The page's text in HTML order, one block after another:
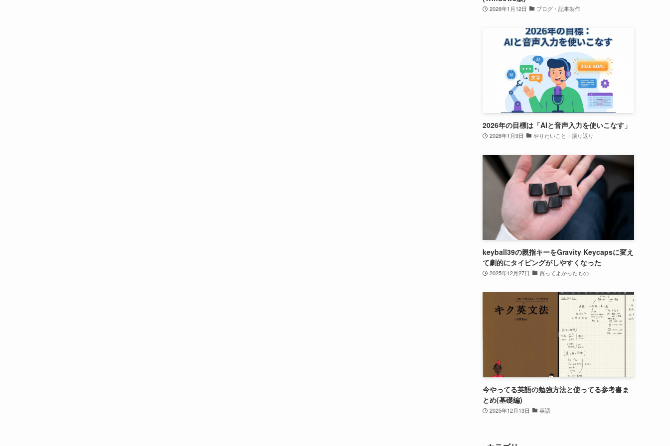
2026年1月12日 ブログ・記事製作
2026年の目標は「AIと音声入力を使いこなす」
2026年1月9日 やりたいこと・振り返り
keyball39の親指キーをGravity Keycapsに変え
て劇的にタイピングがしやすくなった
2025年12月27日 買ってよかったもの
今やってる英語の勉強方法と使ってる参考書ま
とめ(基礎編)
2025年12月13日 英語